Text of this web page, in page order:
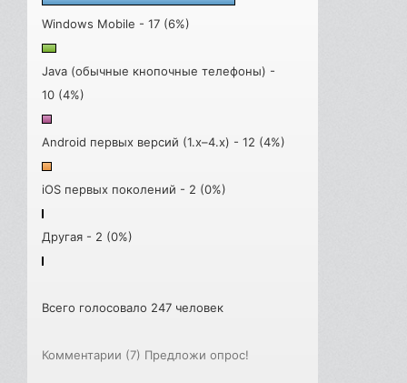
Windows Mobile - 17 (6%)
Java (обычные кнопочные телефоны) -
10 (4%)
Android первых версий (1.x–4.x) - 12 (4%)
iOS первых поколений - 2 (0%)
Другая - 2 (0%)
Всего голосовало 247 человек
Комментарии (7) Предложи опрос!